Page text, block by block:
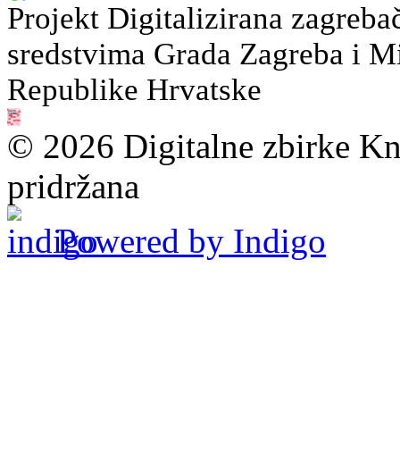
Projekt Digitalizirana
sredstvima Grada Zagreba i
Republike Hrvatske
© 2026 Digitalne zbirke
pridržana
Powered by Indigo